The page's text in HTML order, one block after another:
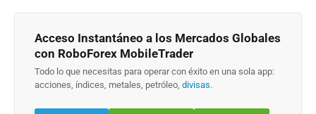
Acceso Instantáneo a los Mercados Globales
con RoboForex MobileTrader
Todo lo que necesitas para operar con éxito en una sola app:
acciones, índices, metales, petróleo, divisas.